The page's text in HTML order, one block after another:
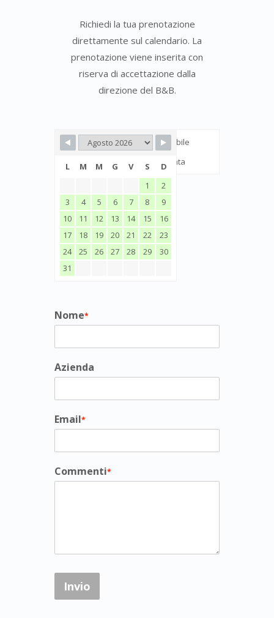
Richiedi la tua prenotazione
direttamente sul calendario. La
prenotazione viene inserita con
riserva di accettazione dalla
direzione del B&B.
Disponibile
Prenotata
L M M G V S
D
1
2
3
4 5 6 7 8
9
10
11 12 13 14 15
16
17
18 19 20 21 22
23
24
25 26 27 28 29
30
31
Nome*
Azienda
Email*
Commenti*
Invio